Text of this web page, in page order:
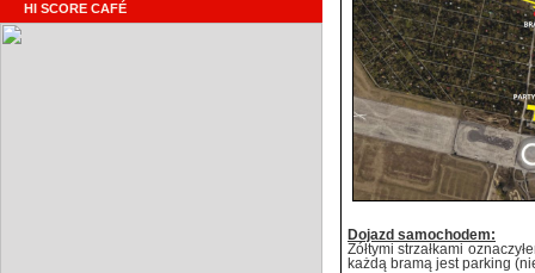
HI SCORE CAFÉ
Dojazd samochodem:
Żółtymi strzałkami
każdą bramą jest parking